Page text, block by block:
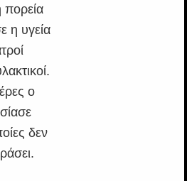
η υγεία
ο
δεν